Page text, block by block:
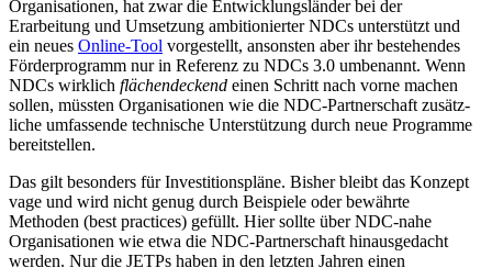
Organisationen, hat zwar die Entwicklungsländer bei der
Erarbeitung und Umsetzung ambitionierter NDCs unterstützt und
ein neues Online-Tool vorgestellt, ansonsten aber ihr beste­hendes
Förderprogramm nur in Referenz zu NDCs 3.0 umbenannt. Wenn
NDCs wirk­lich flächendeckend einen Schritt nach vorne machen
sollen, müssten Organi­sationen wie die NDC-Partnerschaft zusätz­
liche umfassende technische Unterstützung durch neue Programme
bereitstellen.
Das gilt besonders für Investitionspläne. Bisher bleibt das Konzept
vage und wird nicht genug durch Beispiele oder bewährte
Methoden (best practices) gefüllt. Hier sollte über NDC-nahe
Organisationen wie etwa die NDC-Part­ner­schaft hinausgedacht
wer­den. Nur die JETPs haben in den letzten Jahren einen